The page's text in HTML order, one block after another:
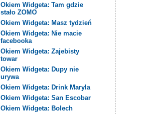
Okiem Widgeta: Tam gdzie
stało ZOMO
Okiem Widgeta: Masz tydzień
Okiem Widgeta: Nie macie
facebooka
Okiem Widgeta: Zajebisty
towar
Okiem Widgeta: Dupy nie
urywa
Okiem Widgeta: Drink Maryla
Okiem Widgeta: San Escobar
Okiem Widgeta: Bolech